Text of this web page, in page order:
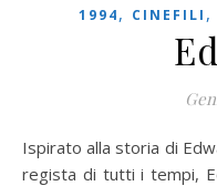
1994, CINEFILI ,
Ispirato alla storia di Edward D. Wood Jr., definito il peggior
regista di tutti i tempi,